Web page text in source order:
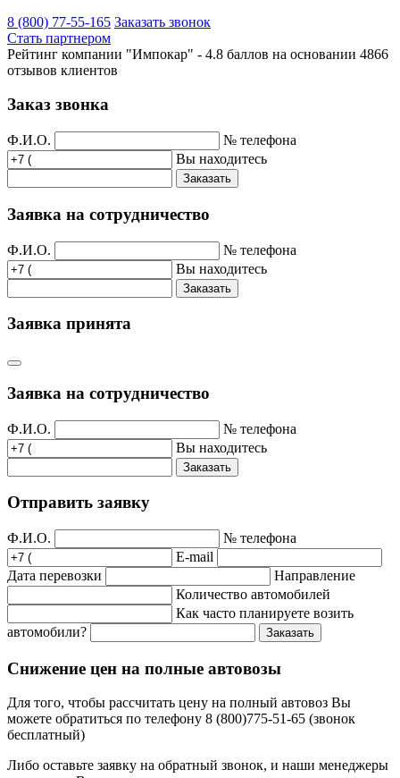
8 (800) 77-55-165 Заказать звонок
Стать партнером
Рейтинг компании "Импокар" - 4.8 баллов на основании 4866
отзывов клиентов
Заказ звонка
Ф.И.О.
№ телефона
Вы находитесь
Заказать
Заявка на сотрудничество
Ф.И.О.
№ телефона
Вы находитесь
Заказать
Заявка принята
Заявка на сотрудничество
Ф.И.О.
№ телефона
Вы находитесь
Заказать
Отправить заявку
Ф.И.О.
№ телефона
E-mail
Дата перевозки
Направление
Количество автомобилей
Как часто планируете возить
автомобили?
Заказать
Снижение цен на полные автовозы
Для того, чтобы рассчитать цену на полный автовоз Вы
можете обратиться по телефону 8 (800)775-51-65 (звонок
бесплатный)
Либо оставьте заявку на обратный звонок, и наши менеджеры